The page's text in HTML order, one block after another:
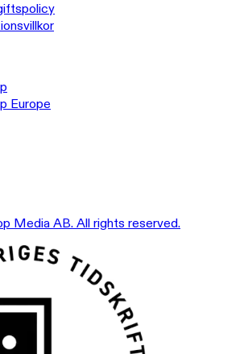
Europe
Media AB. All rights reserved.